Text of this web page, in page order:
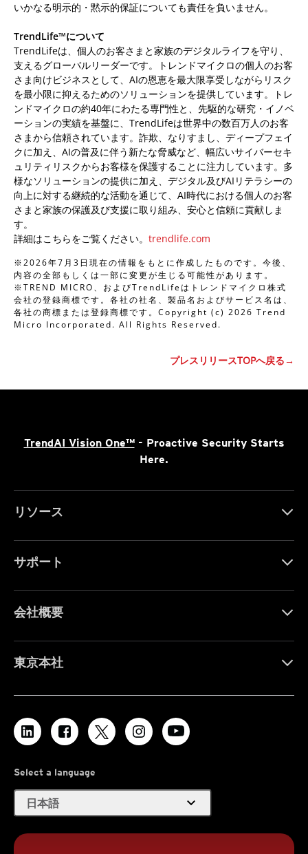
いかなる明示的・黙示的保証についても責任を負いません。
TrendLife™について
TrendLifeは、個人のお客さまと家族のデジタルライフを守り、
支えるグローバルリーダーです。トレンドマイクロの個人のお客
さま向けビジネスとして、AIの恩恵を最大限享受しながらリスク
を最小限に抑えるためのソリューションを提供しています。トレ
ンドマイクロの約40年にわたる専門性と、先駆的な研究・イノベ
ーションの実績を基盤に、TrendLifeは世界中の数百万人のお客
さまから信頼されています。詐欺、なりすまし、ディープフェイ
クに加え、AIの普及に伴う新たな脅威など、幅広いサイバーセキ
ュリティリスクからお客様を保護することに注力しています。多
様なソリューションの提供に加え、デジタル及びAIリテラシーの
向上に対する継続的な活動を通じて、AI時代における個人のお客
さまと家族の保護及び支援に取り組み、安心と信頼に貢献しま
す。
詳細はこちらをご覧ください。 trendlife.com
※2026年7月3日現在の情報をもとに作成したものです。今後、
内容の全部もしくは一部に変更が生じる可能性があります。
※TREND MICRO、およびTrendLifeはトレンドマイクロ株式
会社の登録商標です。各社の社名、製品名およびサービス名は、
各社の商標または登録商標です。Copyright (c) 2026 Trend
Micro Incorporated. All Rights Reserved.
プレスリリースTOPへ戻る→
TrendAI Vision One™- Proactive Security Starts
Here.
リソース
サポート
会社概要
東京本社
Select a language
日本語 expand_more